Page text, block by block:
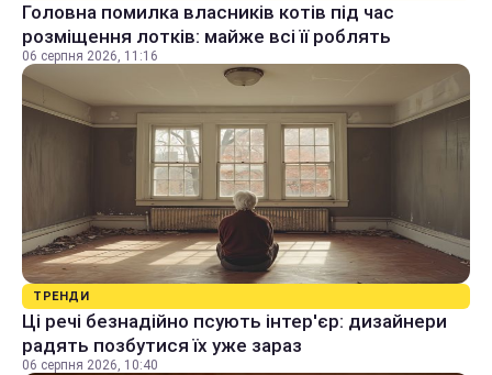
Головна помилка власників котів під час
розміщення лотків: майже всі її роблять
06 серпня 2026, 11:16
ТРЕНДИ
Ці речі безнадійно псують інтер'єр: дизайнери
радять позбутися їх уже зараз
06 серпня 2026, 10:40